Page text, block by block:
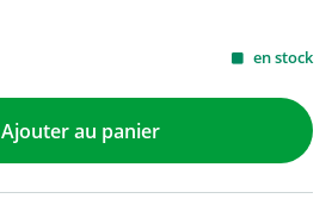
en stock
Ajouter au panier